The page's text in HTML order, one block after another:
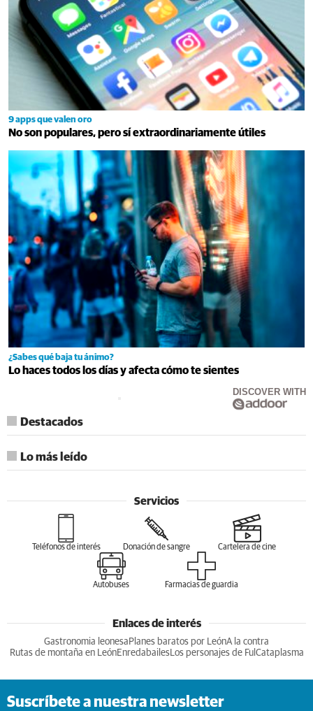
9 apps que valen oro
No son populares, pero sí extraordinariamente útiles
¿Sabes qué baja tu ánimo?
Lo haces todos los días y afecta cómo te sientes
DISCOVER WITH
Destacados
Lo más leído
Servicios
Teléfonos de interés Donación de sangre Cartelera de cine
Autobuses Farmacias de guardia
Enlaces de interés
Gastronomia leonesa Planes baratos por LeónA la contra
Rutas de montaña en LeónEnredabailesLos personajes de Ful Cataplasma
Suscríbete a nuestra newsletter